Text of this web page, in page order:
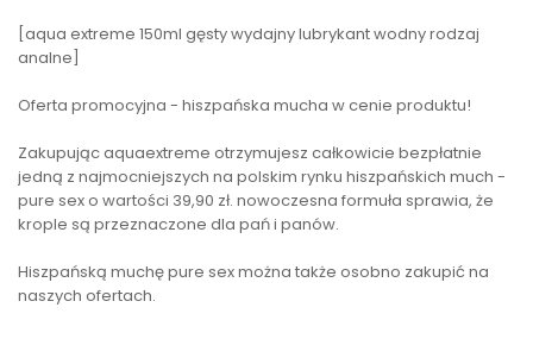
[aqua extreme 150ml gęsty wydajny lubrykant wodny rodzaj
analne]
Oferta promocyjna - hiszpańska mucha w cenie produktu!
Zakupując aquaextreme otrzymujesz całkowicie bezpłatnie
jedną z najmocniejszych na polskim rynku hiszpańskich much -
pure sex o wartości 39,90 zł. nowoczesna formuła sprawia, że
krople są przeznaczone dla pań i panów.
Hiszpańską muchę pure sex można także osobno zakupić na
naszych ofertach.